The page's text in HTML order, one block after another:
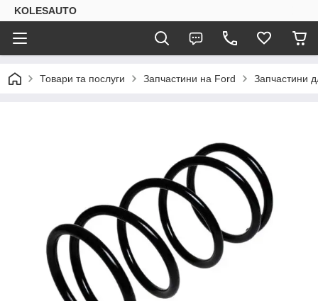
KOLESAUTO
Товари та послуги Запчастини на Ford Запчастини